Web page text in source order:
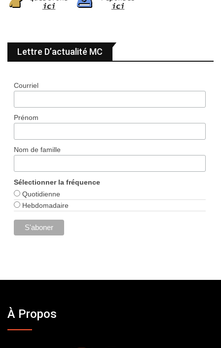
Lettre D’actualité MC
Courriel
Prénom
Nom de famille
Sélectionner la fréquence
Quotidienne
Hebdomadaire
À Propos